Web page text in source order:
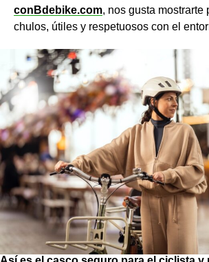
conBdebike.com, nos gusta mostrarte
chulos, útiles y respetuosos con el